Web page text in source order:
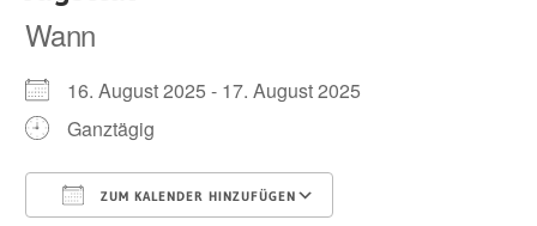
Wann
16. August 2025 - 17. August 2025
Ganztägig
ZUM KALENDER HINZUFÜGEN